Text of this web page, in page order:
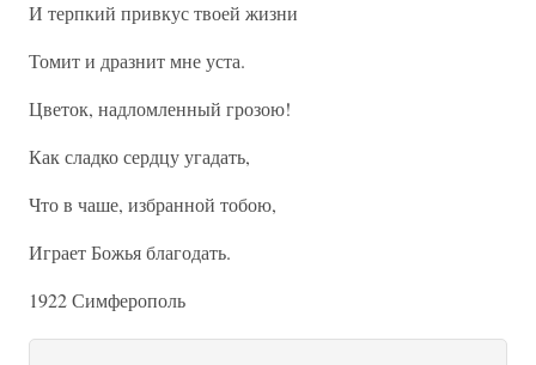
И терпкий привкус твоей жизни
Томит и дразнит мне уста.
Цветок, надломленный грозою!
Как сладко сердцу угадать,
Что в чаше, избранной тобою,
Играет Божья благодать.
1922 Симферополь